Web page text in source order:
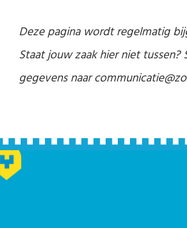
Deze pagina wordt regelmatig
Staat jouw zaak hier niet tussen?
gegevens naar